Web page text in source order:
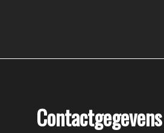
Contactgegevens